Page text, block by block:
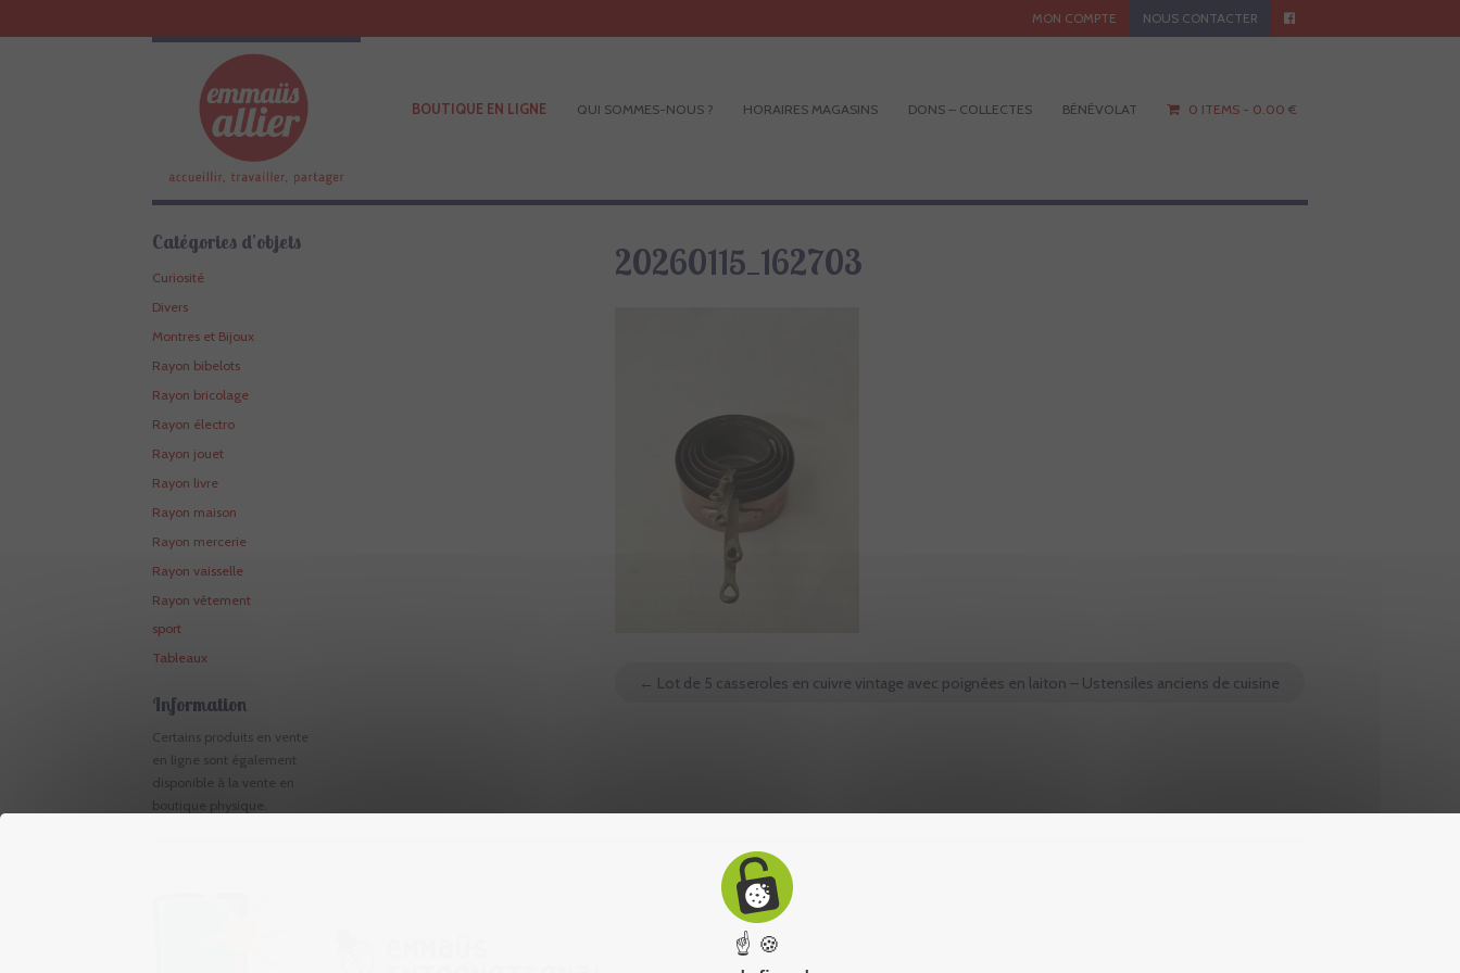
MON COMPTE NOUS CONTACTER
BOUTIQUE EN LIGNE QUI SOMMES-NOUS ? HORAIRES MAGASINS DONS – COLLECTES BÉNÉVOLAT 0 ITEMS - 0.00 €
20260115_162703
← Lot de 5 casseroles en cuivre vintage avec poignées en laiton – Ustensiles anciens de cuisine
Catégories d’objets
Curiosité
Divers
Montres et Bijoux
Rayon bibelots
Rayon bricolage
Rayon électro
Rayon jouet
Rayon livre
Rayon maison
Rayon mercerie
Rayon vaisselle
Rayon vêtement
sport
Tableaux
Information
Certains produits en vente
en ligne sont également
disponible à la vente en
boutique physique.
☝ 🍪